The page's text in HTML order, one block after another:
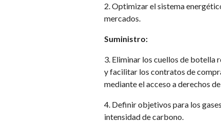
2. Optimizar el sistema
mercados.
Suministro:
3. Eliminar los cuellos de botella
y facilitar los contratos de
mediante el acceso a derechos
4. Definir objetivos para los
intensidad de carbono.